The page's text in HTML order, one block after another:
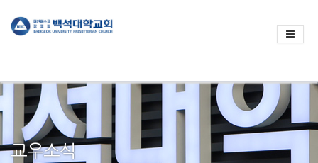
교우소식
스케치북5
스케치북5